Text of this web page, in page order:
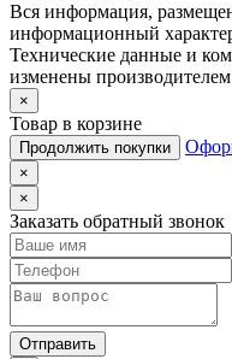
Вся информация,
информационный
Технические данные и
изменены
×
Товар в корзине
Продолжить покупки
×
×
Заказать обратный звонок
Отправить